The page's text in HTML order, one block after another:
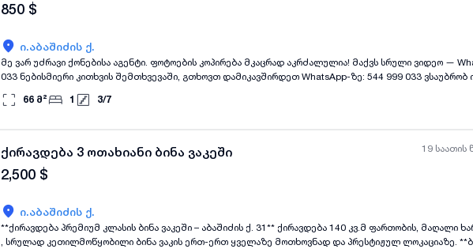
ყველა ფოტო+ 10)
850 $
ი.აბაშიძის ქ.
მე ვარ უძრავი ქონებისა აგენტი. ფოტოების კოპირება მკაცრად აკრძალულია! მაქვს სრული ვიდეო — WhatsApp: 544 999
033 ნებისმიერი კითხვის შემთხვევაში, გთხოვთ დამიკავშირდეთ WhatsApp-ზე: 544 999 033 ვსაუბრობ ინგლისურად და
რუსულად
66 მ² 1 3/7
19 საათის
ყველა ფოტო+(11)
ქირავდება 3 ოთახიანი ბინა ვაკეში
2,500 $
ი.აბაშიძის ქ.
**ქირავდება პრემიუმ კლასის ბინა ვაკეში – აბაშიძის ქ. 31** ქირავდება 140 კვ.მ ფართობის, მაღალი ხარისხის რემონტით
, სრულად კეთილმოწყობილი ბინა ვაკის ერთ-ერთ ყველაზე მოთხოვნად და პრესტიჟულ ლოკაციაზე. **ბინის